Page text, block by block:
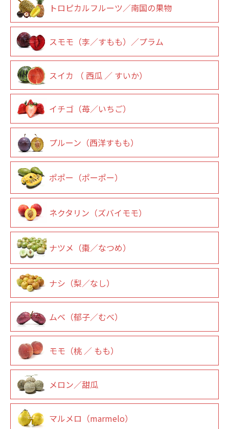
トロピカルフルーツ／南国の果物
スモモ（李／すもも）／プラム
スイカ （ 西瓜 ／ すいか）
イチゴ（苺／いちご）
プルーン（西洋すもも）
ポポー（ポーポー）
ネクタリン（ズバイモモ）
ナツメ（棗／なつめ）
ナシ（梨／なし）
ムベ（郁子／むべ）
モモ（桃 ／ もも）
メロン／甜瓜
マルメロ（marmelo）